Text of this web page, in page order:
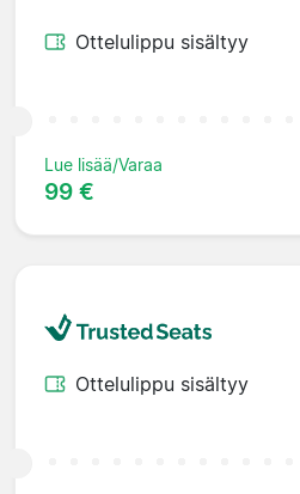
Ottelulippu sisältyy
Lue lisää/Varaa
99 €
Ottelulippu sisältyy